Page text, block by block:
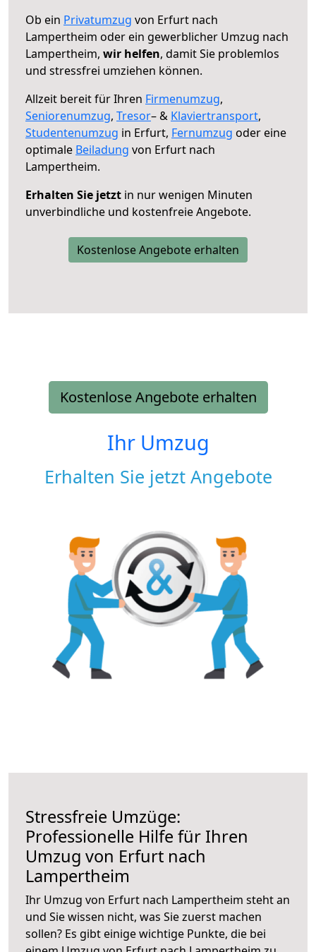
Ob ein Privatumzug von Erfurt nach
Lampertheim oder ein gewerblicher Umzug nach
Lampertheim, wir helfen, damit Sie problemlos
und stressfrei umziehen können.
Allzeit bereit für Ihren Firmenumzug,
Seniorenumzug, Tresor– & Klaviertransport,
Studentenumzug in Erfurt, Fernumzug oder eine
optimale Beiladung von Erfurt nach
Lampertheim.
Erhalten Sie jetzt in nur wenigen Minuten
unverbindliche und kostenfreie Angebote.
Kostenlose Angebote erhalten
Kostenlose Angebote erhalten
Ihr Umzug
Erhalten Sie jetzt Angebote
Stressfreie Umzüge:
Professionelle Hilfe für Ihren
Umzug von Erfurt nach
Lampertheim
Ihr Umzug von Erfurt nach Lampertheim steht an
und Sie wissen nicht, was Sie zuerst machen
sollen? Es gibt einige wichtige Punkte, die bei